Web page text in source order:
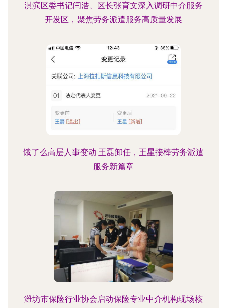
淇滨区委书记闫浩、区长张育文深入调研中介服务
开发区，聚焦劳务派遣服务高质量发展
饿了么高层人事变动 王磊卸任，王星接棒劳务派遣
服务新篇章
潍坊市保险行业协会启动保险专业中介机构现场核